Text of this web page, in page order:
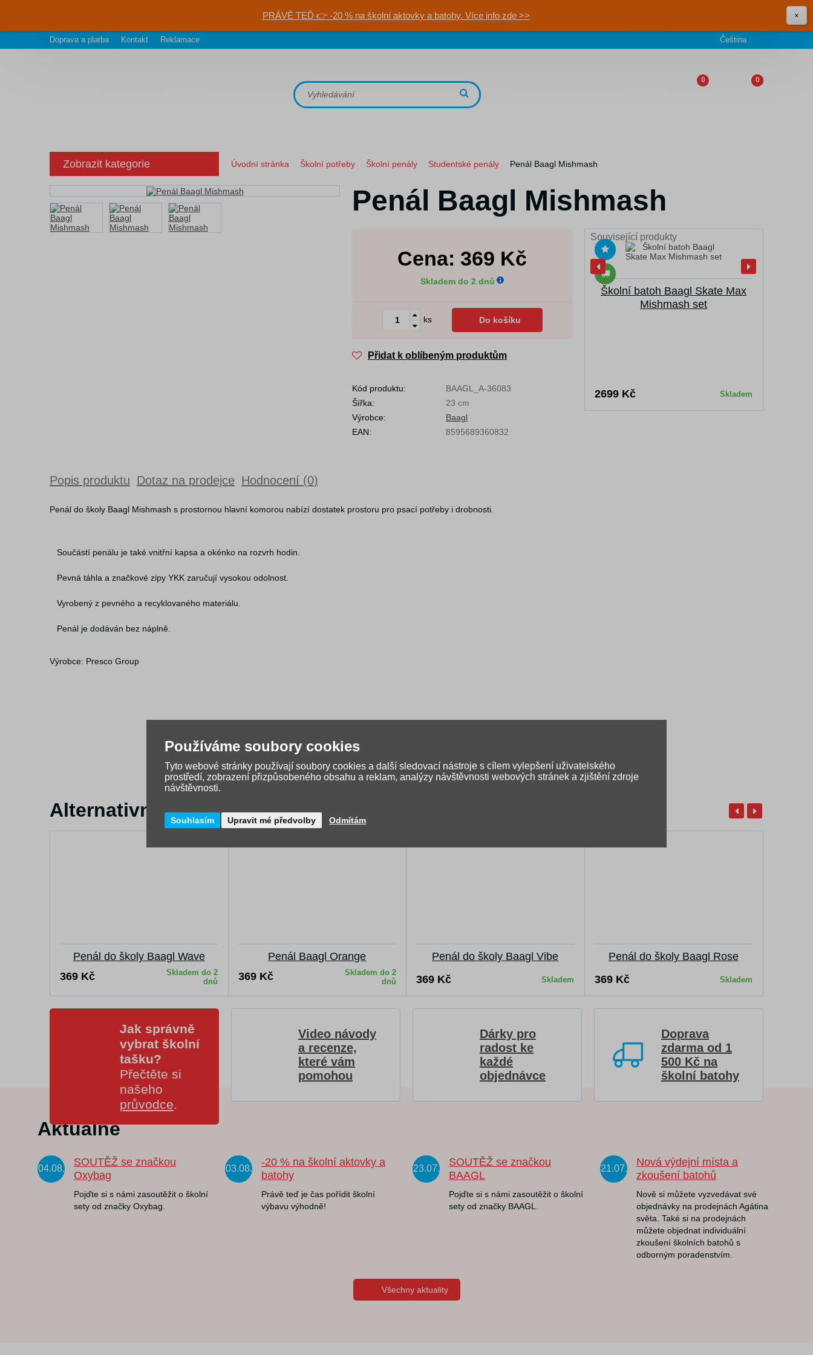
PRÁVĚ TEĎ 👉 -20 % na školní aktovky a batohy. Více info zde >> ×
Doprava a platba Kontakt Reklamace Čeština
0 0
Zobrazit kategorie Úvodní stránka Školní potřeby Školní penály Studentské penály Penál Baagl Mishmash
Penál Baagl Mishmash
Cena: 369 Kč
Skladem do 2 dnů
ks Do košíku
Přidat k oblíbeným produktům
Kód produktu:
BAAGL_A-36083
Šířka:
23 cm
Výrobce:
Baagl
EAN:
8595689360832
Související produkty
Školní batoh Baagl Skate Max
Mishmash set
2699 Kč Skladem
Popis produktu Dotaz na prodejce Hodnocení (0)
Penál do školy Baagl Mishmash s prostornou hlavní komorou nabízí dostatek prostoru pro psací potřeby i drobnosti.
Součástí penálu je také vnitřní kapsa a okénko na rozvrh hodin.
Pevná táhla a značkové zipy YKK zaručují vysokou odolnost.
Vyrobený z pevného a recyklovaného materiálu.
Penál je dodáván bez náplně.
Výrobce: Presco Group
Alternativní zboží
Penál do školy Baagl Wave
369 Kč
Skladem do 2
dnů
Penál Baagl Orange
369 Kč
Skladem do 2
dnů
Penál do školy Baagl Vibe
369 Kč
Skladem
Penál do školy Baagl Rose
369 Kč
Skladem
Jak správně
vybrat školní
tašku?
Přečtěte si
našeho
průvodce.
Video návody
a recenze,
které vám
pomohou
Dárky pro
radost ke
každé
objednávce
Doprava
zdarma od 1
500 Kč na
školní batohy
Aktuálně
04.08.
SOUTĚŽ se značkou
Oxybag
Pojďte si s námi zasoutěžit o školní
sety od značky Oxybag.
03.08.
-20 % na školní aktovky a
batohy
Právě teď je čas pořídit školní
výbavu výhodně!
23.07.
SOUTĚŽ se značkou
BAAGL
Pojďte si s námi zasoutěžit o školní
sety od značky BAAGL.
21.07.
Nová výdejní místa a
zkoušení batohů
Nově si můžete vyzvedávat své
objednávky na prodejnách Agátina
světa. Také si na prodejnách
můžete objednat individuální
zkoušení školních batohů s
odborným poradenstvím.
Všechny aktuality
Používáme soubory cookies
Tyto webové stránky používají soubory cookies a další sledovací nástroje s cílem vylepšení uživatelského
prostředí, zobrazení přizpůsobeného obsahu a reklam, analýzy návštěvnosti webových stránek a zjištění zdroje
návštěvnosti.
Souhlasím Upravit mé předvolby Odmítám